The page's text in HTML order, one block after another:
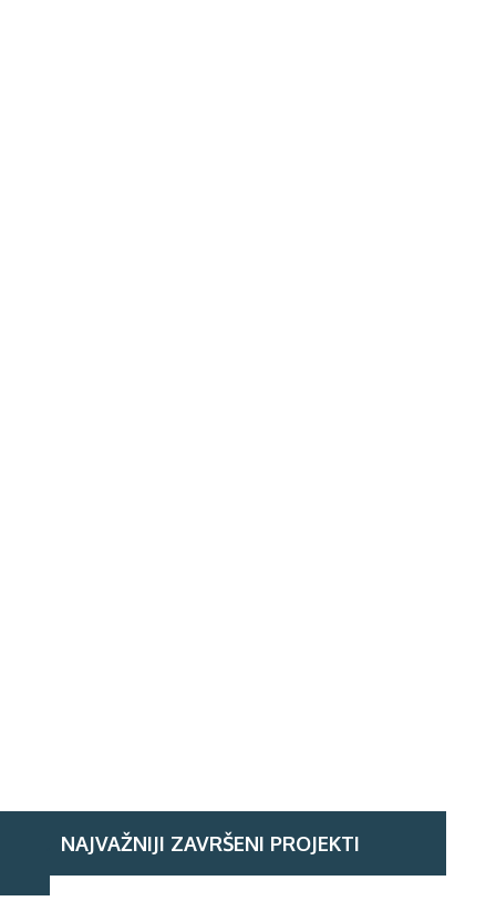
NAJVAŽNIJI ZAVRŠENI PROJEKTI